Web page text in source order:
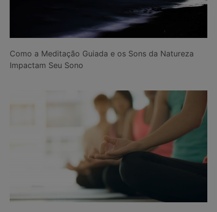
Como a Meditação Guiada e os Sons da Natureza
Impactam Seu Sono